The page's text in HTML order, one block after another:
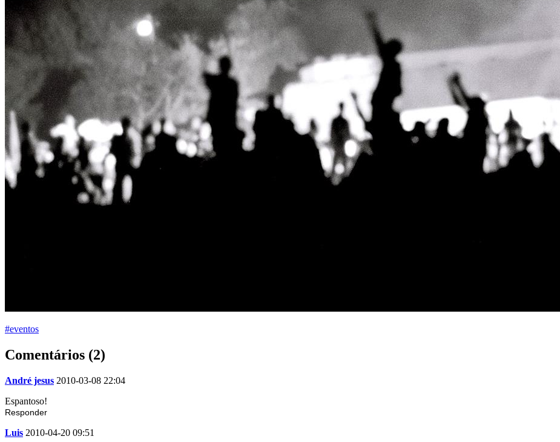
#eventos
Comentários (2)
André jesus 2010-03-08 22:04
Espantoso!
Responder
Luis 2010-04-20 09:51